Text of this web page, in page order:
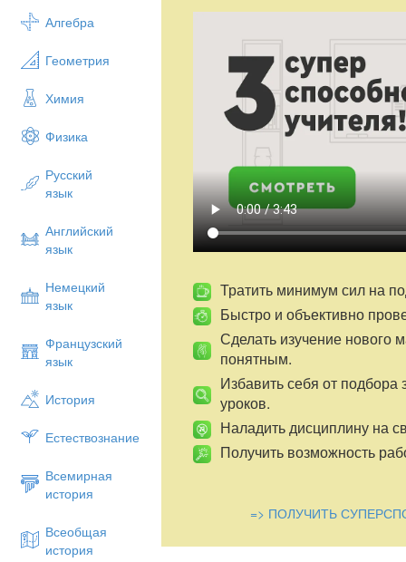
Алгебра
Геометрия
Химия
Физика
Русский
язык
Английский
язык
Немецкий
язык
Французский
язык
История
Естествознание
Всемирная
история
Всеобщая
история
Тратить минимум сил на
Быстро и объективно
Сделать изучение нового
понятным.
Избавить себя от подбора
уроков.
Наладить дисциплину на
Получить возможность
=> ПОЛУЧИТЬ